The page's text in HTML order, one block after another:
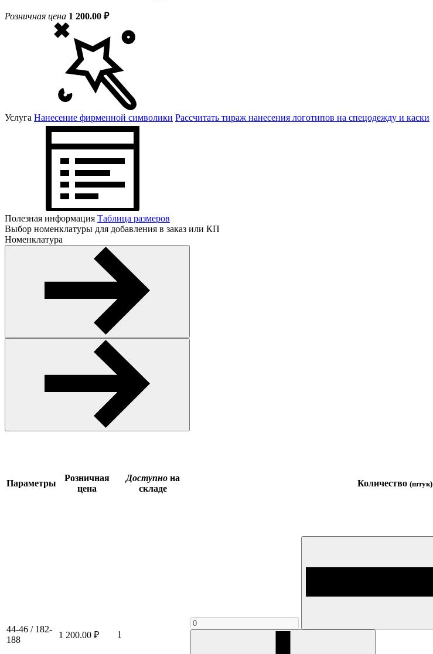
Розничная цена 1 200.00 ₽
Услуга Нанесение фирменной символики Рассчитать тираж нанесения логотипов на спецодежду и каски
Полезная информация Таблица размеров
Выбор номенклатуры для добавления в заказ или КП
Номенклатура
Параметры
Розничная
цена
Доступно на
складе
Количество (штук)
44-46 / 182-
188
1 200.00 ₽ 1